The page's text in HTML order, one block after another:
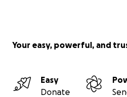
Your easy, powerful, and
Easy
Donate